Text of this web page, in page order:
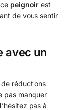
peignoir est
de vous sentir
avec un
de réductions
pas manquer
pas à